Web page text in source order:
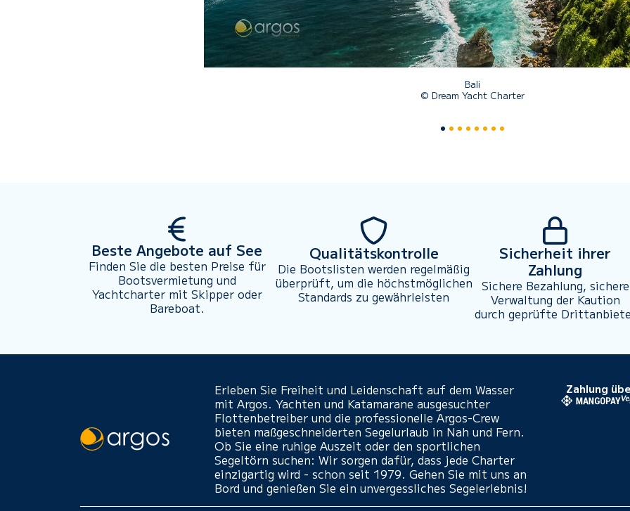
Bali
© Dream Yacht Charter
Beste Angebote auf See
Finden Sie die besten Preise für
Bootsvermietung und
Yachtcharter mit Skipper oder
Bareboat.
Qualitätskontrolle
Die Bootslisten werden regelmäßig
überprüft, um die höchstmöglichen
Standards zu gewährleisten
Sicherheit ihrer
Zahlung
Sichere Bezahlung, sichere
Verwaltung der Kaution
durch geprüfte
Erleben Sie Freiheit und Leidenschaft auf dem Wasser
mit Argos. Yachten und Katamarane ausgesuchter
Flottenbetreiber und die professionelle Argos-Crew
bieten maßgeschneiderten Segelurlaub in Nah und Fern.
Ob Sie eine ruhige Auszeit oder den sportlichen
Segeltörn suchen: Wir sorgen dafür, dass jede Charter
einzigartig wird - schon seit 1979. Gehen Sie mit uns an
Bord und genießen Sie ein unvergessliches Segelerlebnis!
Zahlung